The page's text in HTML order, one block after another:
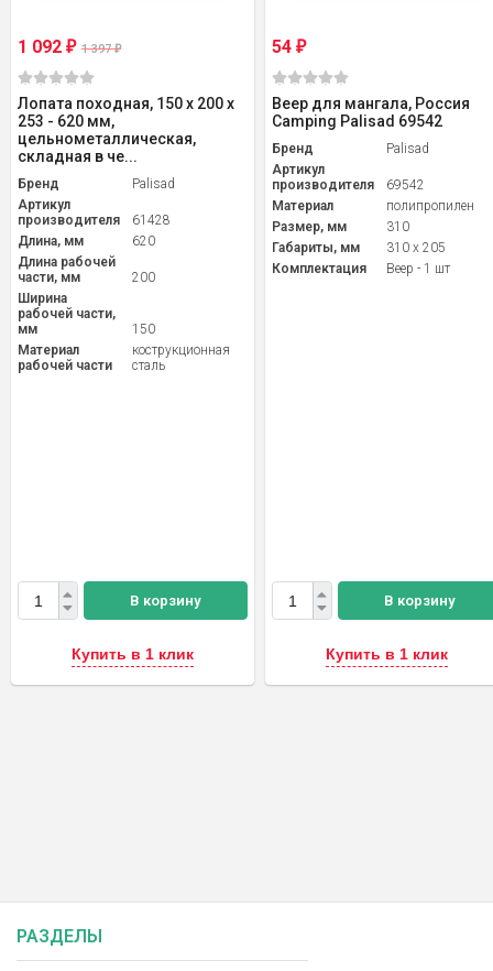
1 092 ₽ 1 397₽
Лопата походная, 150 х 200 х
253 - 620 мм,
цельнометаллическая,
складная в че...
Бренд
Palisad
Артикул
производителя
61428
Длина, мм
620
Длина рабочей
части, мм
200
Ширина
рабочей части,
мм
150
Материал
рабочей части
кострукционная
сталь
В корзину
Купить в 1 клик
54 ₽
Веер для мангала, Россия
Camping Palisad 69542
Бренд
Palisad
Артикул
производителя
69542
Материал
полипропилен
Размер, мм
310
Габариты, мм
310 x 205
Комплектация
Веер - 1 шт
В корзину
Купить в 1 клик
РАЗДЕЛЫ